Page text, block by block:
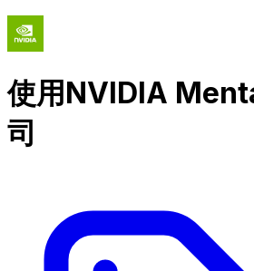
使用NVIDIA
司